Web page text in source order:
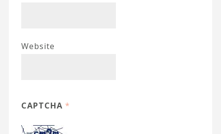
Website
CAPTCHA *